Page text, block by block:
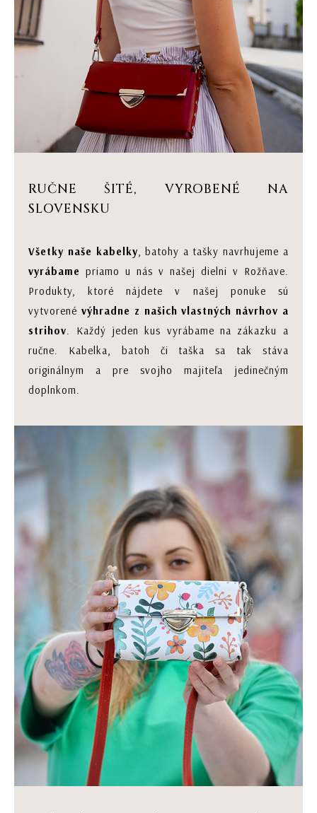
RUČNE ŠITÉ, VYROBENÉ NA
SLOVENSKU
Všetky naše kabelky, batohy a tašky navrhujeme a
vyrábame priamo u nás v našej dielni v Rožňave.
Produkty, ktoré nájdete v našej ponuke sú
vytvorené výhradne z našich vlastných návrhov a
strihov. Každý jeden kus vyrábame na zákazku a
ručne. Kabelka, batoh či taška sa tak stáva
originálnym a pre svojho majiteľa jedinečným
doplnkom.